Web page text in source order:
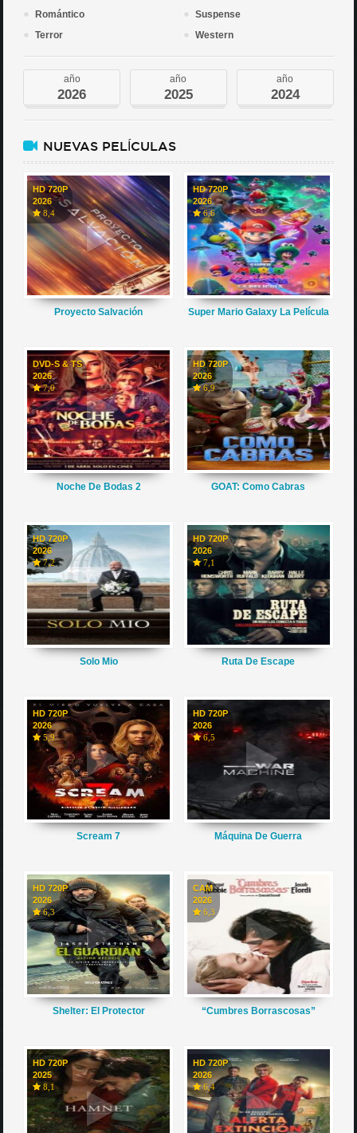
Romántico
Suspense
Terror
Western
año
2026
año
2025
año
2024
NUEVAS PELÍCULAS
HD 720P
2026
8,4
Proyecto Salvación
HD 720P
2026
6,6
Super Mario Galaxy La Película
DVD-S & TS
2026
7,0
Noche De Bodas 2
HD 720P
2026
6,9
GOAT: Como Cabras
HD 720P
2026
7,2
Solo Mio
HD 720P
2026
7,1
Ruta De Escape
HD 720P
2026
5,9
Scream 7
HD 720P
2026
6,5
Máquina De Guerra
HD 720P
2026
6,3
Shelter: El Protector
CAM
2026
6,3
“Cumbres Borrascosas”
HD 720P
2025
8,1
HD 720P
2026
6,4